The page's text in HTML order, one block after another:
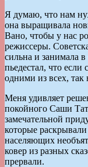
Я думаю, что нам
она выращивала
Вано, чтобы у нас
режиссеры.
сильна и занимала
пьедестал, что если
одними из всех,
Меня удивляет
покойного Саши
замечательной
которые
населяющих
ковер из разных
прервали.